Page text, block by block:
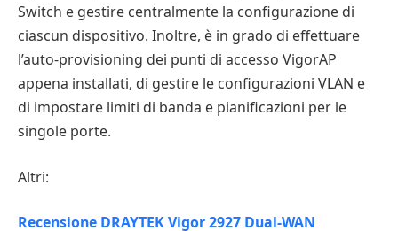
Switch e gestire centralmente la configurazione di
ciascun dispositivo. Inoltre, è in grado di effettuare
l’auto-provisioning dei punti di accesso VigorAP
appena installati, di gestire le configurazioni VLAN e
di impostare limiti di banda e pianificazioni per le
singole porte.
Altri:
Recensione DRAYTEK Vigor 2927 Dual-WAN